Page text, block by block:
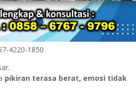
4220-1850
pikiran terasa berat, emosi tidak